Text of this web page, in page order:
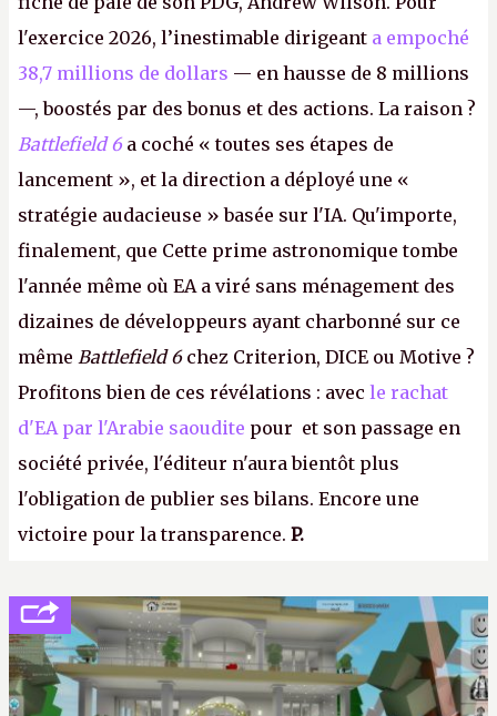
l'exercice 2026, l’inestimable dirigeant a empoché
38,7 millions de dollars — en hausse de 8 millions
—, boostés par des bonus et des actions. La raison ?
Battlefield 6 a coché « toutes ses étapes de
lancement », et la direction a déployé une «
stratégie audacieuse » basée sur l'IA. Qu'importe,
finalement, que Cette prime astronomique tombe
l'année même où EA a viré sans ménagement des
dizaines de développeurs ayant charbonné sur ce
même Battlefield 6chez Criterion, DICE ou Motive ?
Profitons bien de ces révélations : avec le rachat
d'EA par l'Arabie saoudite pour et son passage en
société privée, l'éditeur n'aura bientôt plus
l'obligation de publier ses bilans. Encore une
victoire pour la transparence. P.